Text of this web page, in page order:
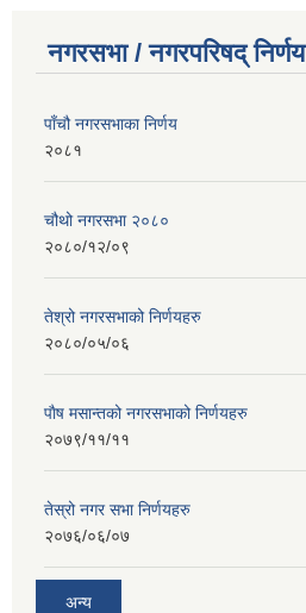
नगरसभा / नगरपरिषद् निर्णय
पाँचौ नगरसभाका निर्णय
२०८१
चौथो नगरसभा २०८०
२०८०/१२/०९
तेश्रो नगरसभाको निर्णयहरु
२०८०/०५/०६
पाैष मसान्तको नगरसभाको निर्णयहरु
२०७९/११/११
तेस्रो नगर सभा निर्णयहरु
२०७६/०६/०७
अन्य